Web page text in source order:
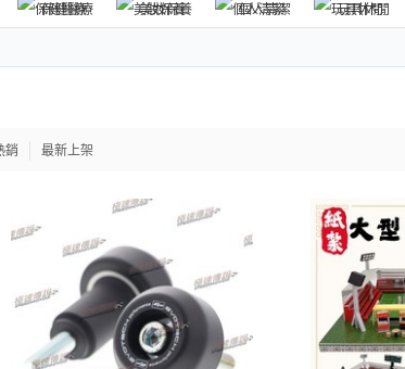
保健醫療 美妝保養 個人清潔 玩具休閒
銷 最新上架